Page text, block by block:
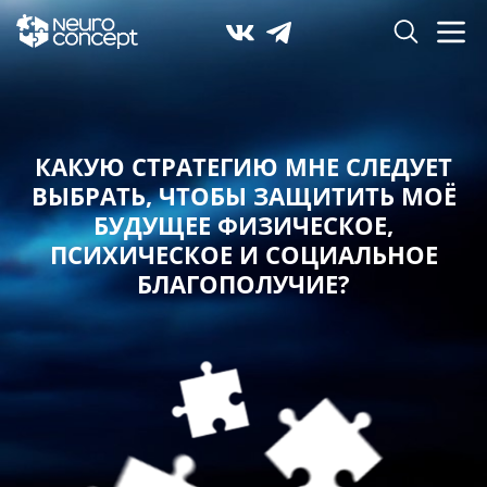
КАКУЮ СТРАТЕГИЮ МНЕ СЛЕДУЕТ
ВЫБРАТЬ,ЧТОБЫ ЗАЩИТИТЬ МОЁ
БУДУЩЕЕ ФИЗИЧЕСКОЕ,
ПСИХИЧЕСКОЕ И СОЦИАЛЬНОЕ
БЛАГОПОЛУЧИЕ?